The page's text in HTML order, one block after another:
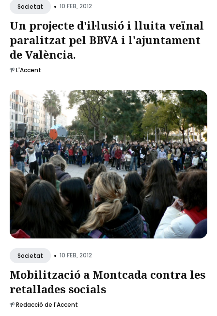
Societat • 10 FEB, 2012
Un projecte d'il·lusió i lluita veïnal
paralitzat pel BBVA i l'ajuntament
de València.
L'Accent
Societat • 10 FEB, 2012
Mobilització a Montcada contra les
retallades socials
Redacció de l'Accent